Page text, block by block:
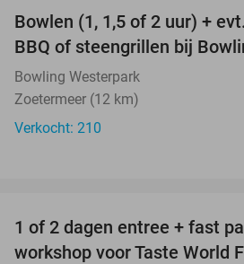
TODAY
Bowlen (1, 1,5 of 2 uur) +
BBQ of steengrillen bij
Bowling Westerpark
Zoetermeer (12 km)
Verkocht: 210
TODAY
1 of 2 dagen entree + fast
workshop voor Taste World